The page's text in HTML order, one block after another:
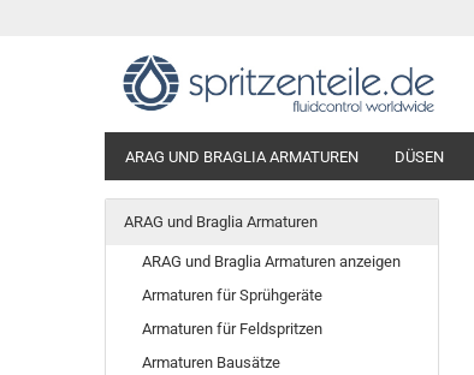
ARAG UND BRAGLIA ARMATUREN DÜSEN
ARAG und Braglia Armaturen
ARAG und Braglia Armaturen anzeigen
Armaturen für Sprühgeräte
Armaturen für Feldspritzen
Armaturen Bausätze